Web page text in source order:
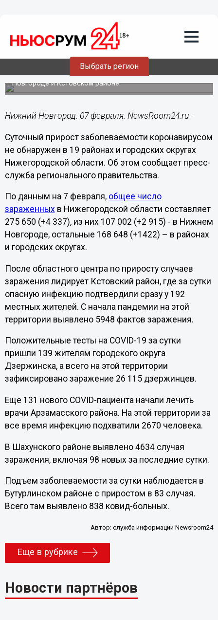
Выбрать регион
07.02.202214:44
19 муниципалитетов Нижегородской
области убереглись от коронавируса
Наибольший COVID-прирост зафиксирован в Нижнем
Новгороде и Кстовском районе.
Нижний Новгород. 07 февраля. NewsRoom24.ru -
Суточный прирост заболеваемости коронавирусом
не обнаружен в 19 районах и городских округах
Нижегородской области. Об этом сообщает пресс-
служба регионального правительства.
По данным на 7 февраля, общее число
зараженныхв Нижегородской области составляет
275 650 (+4 337), из них 107 002 (+2 915) - в Нижнем
Новгороде, остальные 168 648 (+1422) – в районах
и городских округах.
После областного центра по приросту случаев
заражения лидирует Кстовский район, где за сутки
опасную инфекцию подтвердили сразу у 192
местных жителей. С начала пандемии на этой
территории выявлено 5948 фактов заражения.
Положительные тесты на COVID-19 за сутки
пришли 139 жителям городского округа
Дзержинска, а всего на этой территории
зафиксировано заражение 26 115 дзержинцев.
Еще 131 нового COVID-пациента начали лечить
врачи Арзамасского района. На этой территории за
все время инфекцию подхватили 2670 человека.
В Шахунского районе выявлено 4634 случая
заражения, включая 98 новых за последние сутки.
Подъем заболеваемости за сутки наблюдается в
Бутурлинском районе с приростом в 83 случая.
Всего там выявлено 838 ковид-больных.
Автор:служба информации Newsroom24
Еще в рубрике
Новости партнёров